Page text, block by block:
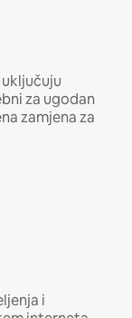
za ugodan
zamjena za
i